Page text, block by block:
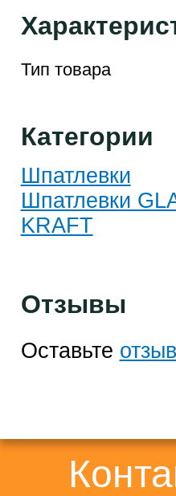
Тип товара
Категории
Шпатлевки
Шпатлевки
KRAFT
Отзывы
Оставьте